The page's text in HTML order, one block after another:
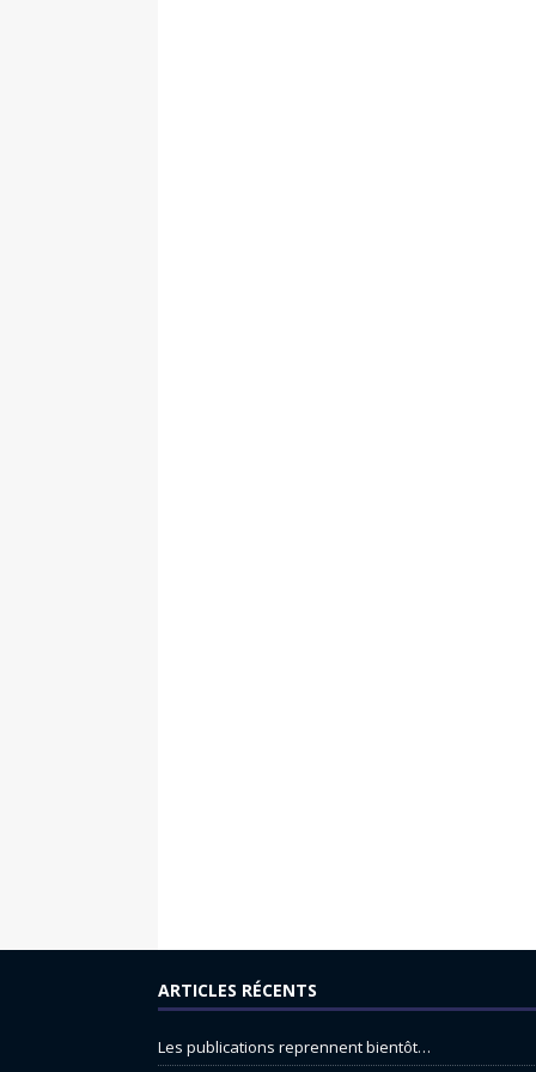
ARTICLES RÉCENTS
Les publications reprennent bientôt…